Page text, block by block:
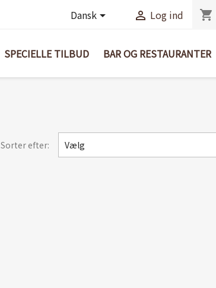
Dansk  Log ind shopping_cart
SPECIELLE TILBUD BAR OG RESTAURANTER
Sorter efter: Vælg